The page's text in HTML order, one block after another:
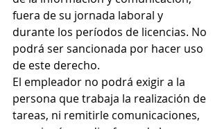
fuera de su jornada laboral y
durante los períodos de licencias. No
podrá ser sancionada por hacer uso
de este derecho.
El empleador no podrá exigir a la
persona que trabaja la realización de
tareas, ni remitirle comunicaciones,